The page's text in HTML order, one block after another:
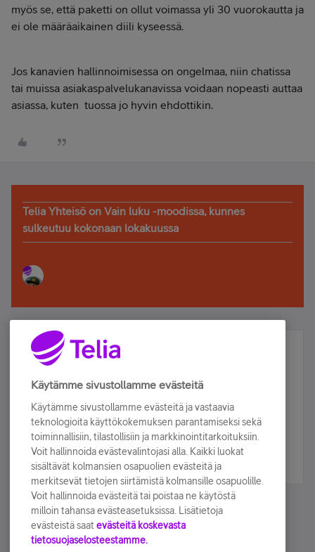
myös se, että paketti on ollut voimassa yli 30 vuorokautta ja
ei ole määräaikainen diili kyseessä.
Jos kanavien hallinnoimisessa on ongelmaa, niin chatissa
tai muissa asiakaspalvelukanavissa voidaan nopeasti auttaa
asiassa, kuten tuossa jo hyvin ehdottikin.
Telia Yhteisö on Vain luku -moodissa, kunnes
sulkeutuu kokonaan lokakuussa
Älä jää paitsi – osallistu ja voita!
Tilaa Telian uutiskirje ja olet mukana arvonnassa.
sähköpostiisi.
Tilaa nyt
Käytämme sivustollamme evästeitä
Käytämme sivustollamme evästeitä ja vastaavia
teknologioita käyttökokemuksen parantamiseksi sekä
toiminnallisiin, tilastollisiin ja markkinointitarkoituksiin.
Voit hallinnoida evästevalintojasi alla. Kaikki luokat
sisältävät kolmansien osapuolien evästeitä ja
merkitsevät tietojen siirtämistä kolmansille osapuolille.
Voit hallinnoida evästeitä tai poistaa ne käytöstä
milloin tahansa evästeasetuksissa. Lisätietoja
evästeistä saat evästeitä koskevasta
tietosuojaselosteestamme.